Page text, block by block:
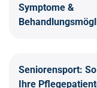
Symptome &
Seniorensport:
Ihre